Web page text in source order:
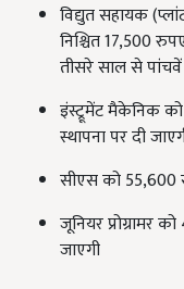
विद्युत सहायक
निश्चित 17,500
तीसरे साल से
इंस्ट्रूमेंट मैकेनिक
स्थापना पर दी
सीएस को 55,600
जूनियर प्रोग्रामर
जाएगी